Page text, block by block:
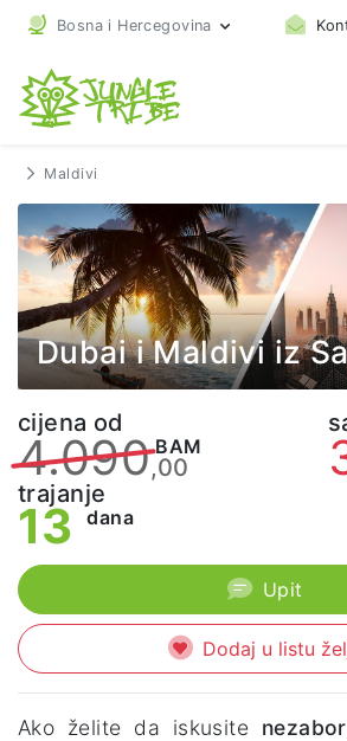
Bosna i Hercegovina
Maldivi
Dubai i Maldivi iz
cijena od
4.090 BAM
,00
trajanje
13 dana
Upit
Dodaj u listu
Ako želite da iskusite